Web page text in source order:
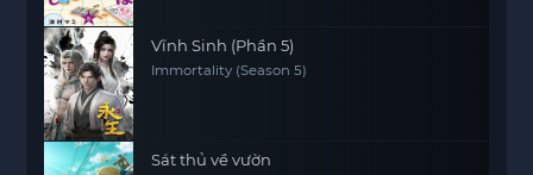
Vĩnh Sinh (Phần 5)
Immortality (Season 5)
Sát thủ về vườn